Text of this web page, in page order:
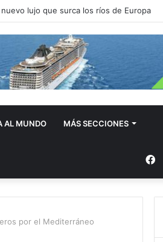
que pagas por tu aventura en alta mar!
AL MUNDO MÁS SECCIONES
por el Mediterráneo